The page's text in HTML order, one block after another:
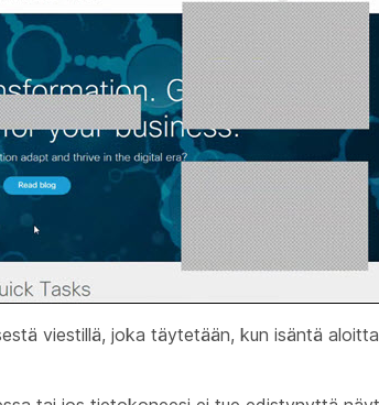
viestillä, joka täytetään, kun isäntä